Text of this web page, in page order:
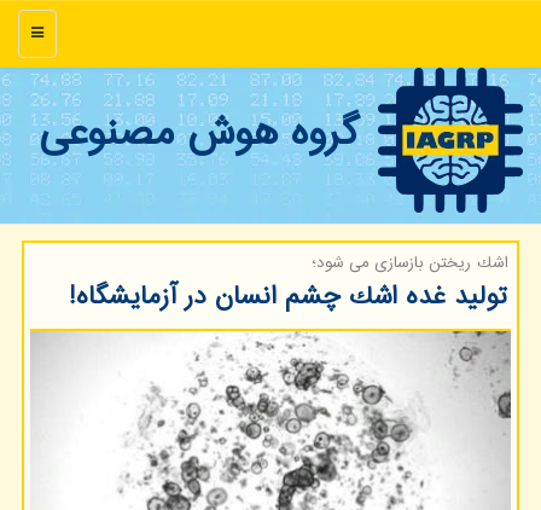
منو
گروه هوش مصنوعی
اشك ریختن بازسازی می شود؛
تولید غده اشك چشم انسان در آزمایشگاه!